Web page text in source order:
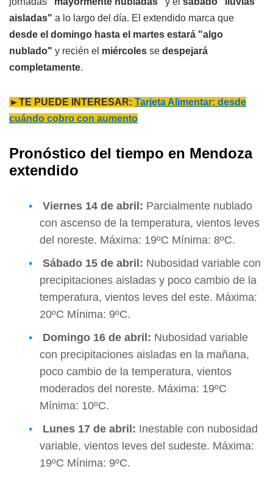
aisladas" a lo largo del día. El extendido marca que
desde el domingo hasta el martes estará "algo
nublado" y recién el miércoles se despejará
completamente.
►TE PUEDE INTERESAR: Tarjeta Alimentar: desde
cuándo cobro con aumento
Pronóstico del tiempo en Mendoza
extendido
Viernes 14 de abril: Parcialmente nublado
con ascenso de la temperatura, vientos leves
del noreste. Máxima: 19ºC Mínima: 8ºC.
Sábado 15 de abril: Nubosidad variable con
precipitaciones aisladas y poco cambio de la
temperatura, vientos leves del este. Máxima:
20ºC Mínima: 9ºC.
Domingo 16 de abril: Nubosidad variable
con precipitaciones aisladas en la mañana,
poco cambio de la temperatura, vientos
moderados del noreste. Máxima: 19ºC
Mínima: 10ºC.
Lunes 17 de abril: Inestable con nubosidad
variable, vientos leves del sudeste. Máxima:
19ºC Mínima: 9ºC.